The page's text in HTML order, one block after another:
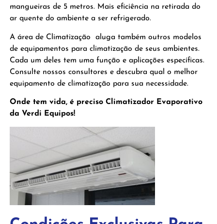
mangueiras de 5 metros. Mais eficiência na retirada do
ar quente do ambiente a ser refrigerado.
A área de Climatização aluga também outros modelos
de equipamentos para climatização de seus ambientes.
Cada um deles tem uma função e aplicações específicas.
Consulte nossos consultores e descubra qual o melhor
equipamento de climatização para sua necessidade.
Onde tem vida, é preciso Climatizador Evaporativo
da Verdi Equipos!